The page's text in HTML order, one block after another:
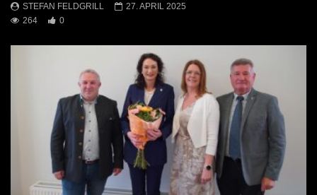
STEFAN FELDGRILL
27. APRIL 2025
264
0